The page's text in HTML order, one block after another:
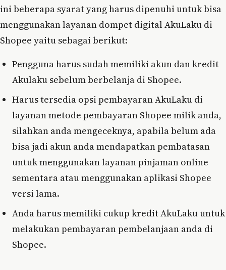
ini beberapa syarat yang harus dipenuhi untuk bisa
menggunakan layanan dompet digital AkuLaku di
Shopee yaitu sebagai berikut:
Pengguna harus sudah memiliki akun dan kredit
Akulaku sebelum berbelanja di Shopee.
Harus tersedia opsi pembayaran AkuLaku di
layanan metode pembayaran Shopee milik anda,
silahkan anda mengeceknya, apabila belum ada
bisa jadi akun anda mendapatkan pembatasan
untuk menggunakan layanan pinjaman online
sementara atau menggunakan aplikasi Shopee
versi lama.
Anda harus memiliki cukup kredit AkuLaku untuk
melakukan pembayaran pembelanjaan anda di
Shopee.